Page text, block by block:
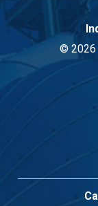
© 2026